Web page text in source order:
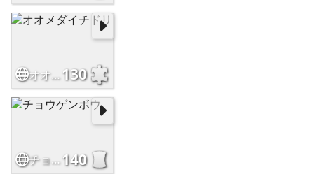
オオメダイチドリ130
チョウゲンボウ140